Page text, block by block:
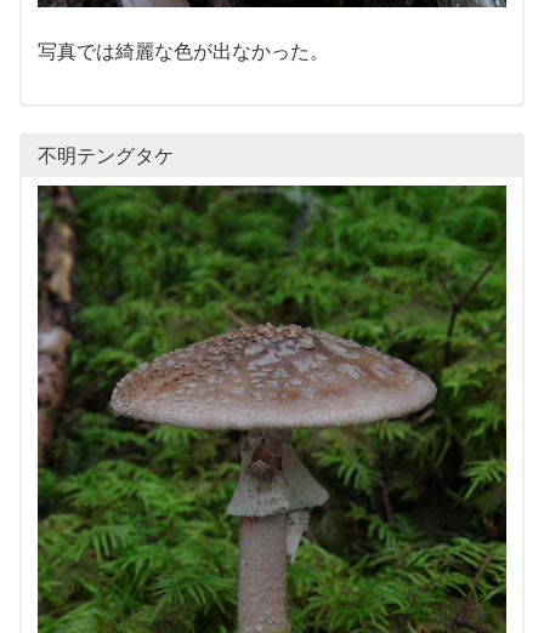
写真では綺麗な色が出なかった。
不明テングタケ